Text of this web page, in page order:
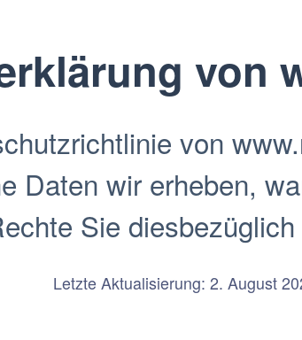
von
von
Daten wir erheben,
Sie
Letzte Aktualisierung: 2. August